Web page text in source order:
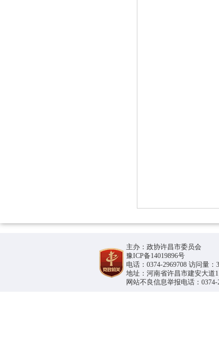
主办：政协许昌市委员会
豫ICP备14019896号
电话：0374-2969708 访问量：
地址：河南省许昌市建安大道
网站不良信息举报电话：